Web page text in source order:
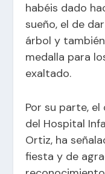
habéis dado
sueño, el de
árbol y
medalla para
exaltado.
Por su parte,
del Hospital
Ortiz, ha
fiesta y de